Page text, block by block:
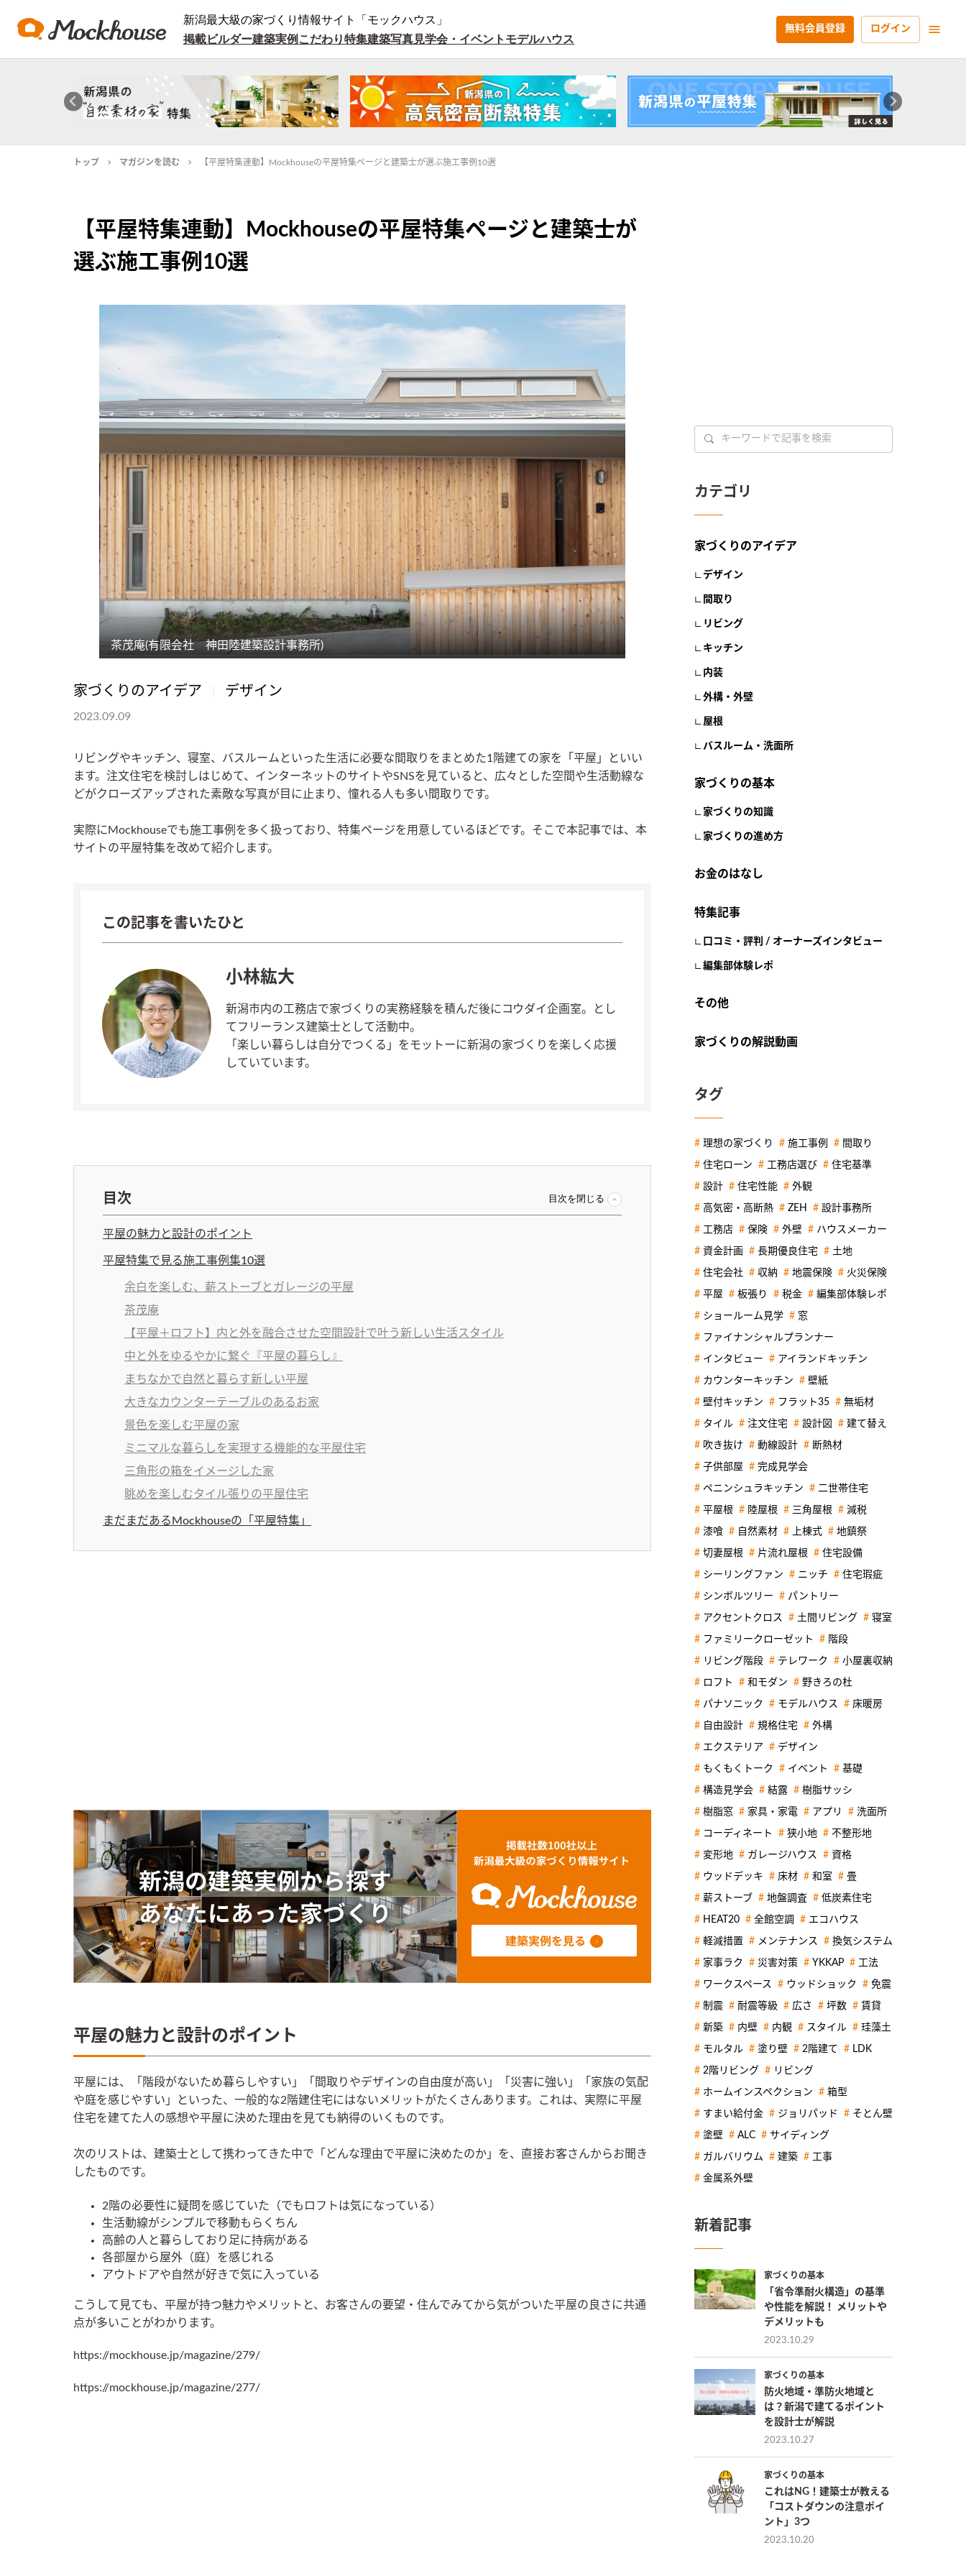
新潟最大級の家づくり情報サイト「モックハウス」
掲載ビルダー建築実例 こだわり特集建築写真見学会・イベント モデルハウス
無料会員登録 ログイン
トップ マガジンを読む 【平屋特集連動】Mockhouseの平屋特集ページと建築士が選ぶ施工事例10選
【平屋特集連動】Mockhouseの平屋特集ページと建築士が
選ぶ施工事例10選
茶茂庵(有限会社 神田陸建築設計事務所)
家づくりのアイデア デザイン
2023.09.09
リビングやキッチン、寝室、バスルームといった生活に必要な間取りをまとめた1階建ての家を「平屋」といい
ます。注文住宅を検討しはじめて、インターネットのサイトやSNSを見ていると、広々とした空間や生活動線な
どがクローズアップされた素敵な写真が目に止まり、憧れる人も多い間取りです。
実際にMockhouseでも施工事例を多く扱っており、特集ページを用意しているほどです。そこで本記事では、本
サイトの平屋特集を改めて紹介します。
この記事を書いたひと
小林紘大
新潟市内の工務店で家づくりの実務経験を積んだ後にコウダイ企画室。とし
てフリーランス建築士として活動中。
「楽しい暮らしは自分でつくる」をモットーに新潟の家づくりを楽しく応援
していています。
目次 目次を閉じる
平屋の魅力と設計のポイント
平屋特集で見る施工事例集10選
余白を楽しむ、薪ストーブとガレージの平屋
茶茂庵
【平屋＋ロフト】内と外を融合させた空間設計で叶う新しい生活スタイル
中と外をゆるやかに繋ぐ『平屋の暮らし』
まちなかで自然と暮らす新しい平屋
大きなカウンターテーブルのあるお家
景色を楽しむ平屋の家
ミニマルな暮らしを実現する機能的な平屋住宅
三角形の箱をイメージした家
眺めを楽しむタイル張りの平屋住宅
まだまだあるMockhouseの「平屋特集」
平屋の魅力と設計のポイント
平屋には、「階段がないため暮らしやすい」「間取りやデザインの自由度が高い」「災害に強い」「家族の気配
や庭を感じやすい」といった、一般的な2階建住宅にはないメリットがたくさんあります。これは、実際に平屋
住宅を建てた人の感想や平屋に決めた理由を見ても納得のいくものです。
次のリストは、建築士として携わってきた中で「どんな理由で平屋に決めたのか」を、直接お客さんからお聞き
したものです。
2階の必要性に疑問を感じていた（でもロフトは気になっている）
生活動線がシンプルで移動もらくちん
高齢の人と暮らしており足に持病がある
各部屋から屋外（庭）を感じれる
アウトドアや自然が好きで気に入っている
こうして見ても、平屋が持つ魅力やメリットと、お客さんの要望・住んでみてから気がついた平屋の良さに共通
点が多いことがわかります。
https://mockhouse.jp/magazine/279/
https://mockhouse.jp/magazine/277/
カテゴリ
家づくりのアイデア
デザイン
間取り
リビング
キッチン
内装
外構・外壁
屋根
バスルーム・洗面所
家づくりの基本
家づくりの知識
家づくりの進め方
お金のはなし
特集記事
口コミ・評判 / オーナーズインタビュー
編集部体験レポ
その他
家づくりの解説動画
タグ
理想の家づくり 施工事例 間取り
住宅ローン 工務店選び 住宅基準
設計 住宅性能 外観
高気密・高断熱 ZEH 設計事務所
工務店 保険 外壁 ハウスメーカー
資金計画 長期優良住宅 土地
住宅会社 収納 地震保険 火災保険
平屋 板張り 税金 編集部体験レポ
ショールーム見学 窓
ファイナンシャルプランナー
インタビュー アイランドキッチン
カウンターキッチン 壁紙
壁付キッチン フラット35 無垢材
タイル 注文住宅 設計図 建て替え
吹き抜け 動線設計 断熱材
子供部屋 完成見学会
ペニンシュラキッチン 二世帯住宅
平屋根 陸屋根 三角屋根 減税
漆喰 自然素材 上棟式 地鎮祭
切妻屋根 片流れ屋根 住宅設備
シーリングファン ニッチ 住宅瑕疵
シンボルツリー パントリー
アクセントクロス 土間リビング 寝室
ファミリークローゼット 階段
リビング階段 テレワーク 小屋裏収納
ロフト 和モダン 野きろの杜
パナソニック モデルハウス 床暖房
自由設計 規格住宅 外構
エクステリア デザイン
もくもくトーク イベント 基礎
構造見学会 結露 樹脂サッシ
樹脂窓 家具・家電 アプリ 洗面所
コーディネート 狭小地 不整形地
変形地 ガレージハウス 資格
ウッドデッキ 床材 和室 畳
薪ストーブ 地盤調査 低炭素住宅
HEAT20 全館空調 エコハウス
軽減措置 メンテナンス 換気システム
家事ラク 災害対策 YKKAP 工法
ワークスペース ウッドショック 免震
制震 耐震等級 広さ 坪数 賃貸
新築 内壁 内観 スタイル 珪藻土
モルタル 塗り壁 2階建て LDK
2階リビング リビング
ホームインスペクション 箱型
すまい給付金 ジョリパッド そとん壁
塗壁 ALC サイディング
ガルバリウム 建築 工事
金属系外壁
新着記事
家づくりの基本
「省令準耐火構造」の基準
や性能を解説！ メリットや
デメリットも
2023.10.29
家づくりの基本
防火地域・準防火地域と
は？新潟で建てるポイント
を設計士が解説
2023.10.27
家づくりの基本
これはNG！建築士が教える
「コストダウンの注意ポイ
ント」3つ
2023.10.20